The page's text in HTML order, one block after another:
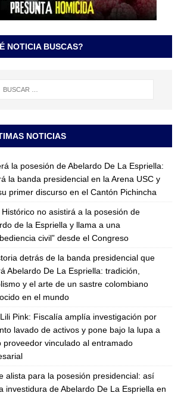
NOTICIA BUSCAS?
NOTICIAS
la posesión de Abelardo De La Espriella:
la banda presidencial en la Arena USC y
primer discurso en el Cantón Pichincha
Histórico no asistirá a la posesión de
de la Espriella y llama a una
civil” desde el Congreso
detrás de la banda presidencial que
Abelardo De La Espriella: tradición,
y el arte de un sastre colombiano
en el mundo
Pink: Fiscalía amplía investigación por
lavado de activos y pone bajo la lupa a
proveedor vinculado al entramado
alista para la posesión presidencial: así
investidura de Abelardo De La Espriella en